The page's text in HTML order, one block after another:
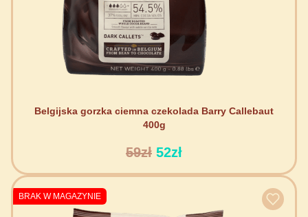
Belgijska gorzka ciemna czekolada Barry Callebaut
400g
59zł 52zł
BRAK W MAGAZYNIE